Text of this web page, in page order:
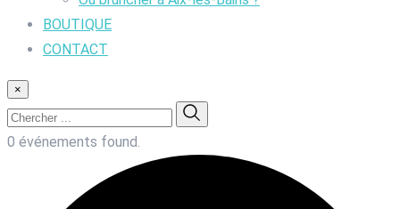
BOUTIQUE
CONTACT
×
0 événements found.